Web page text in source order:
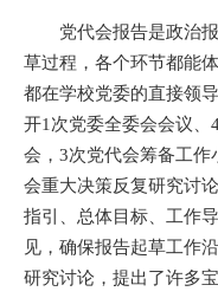
党代会报告是政治
草过程，各个环节都能
都在学校党委的直接领
开1次党委全委会会议、
会，3次党代会筹备工
会重大决策反复研究讨
指引、总体目标、工作
见，确保报告起草工作
研究讨论，提出了许多